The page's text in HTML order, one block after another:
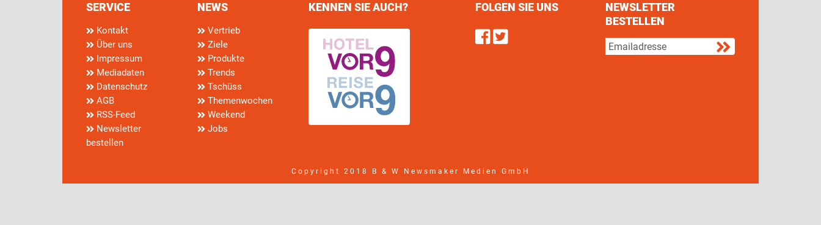
SERVICE
Kontakt
Über uns
Impressum
Mediadaten
Datenschutz
AGB
RSS-Feed
Newsletter
bestellen
NEWS
Vertrieb
Ziele
Produkte
Trends
Tschüss
Themenwochen
Weekend
Jobs
KENNEN SIE AUCH? FOLGEN SIE UNS
Find us on Facebook
Follow us on Twitter
NEWSLETTER
BESTELLEN
Copyright 2018 B & W Newsmaker Medien GmbH